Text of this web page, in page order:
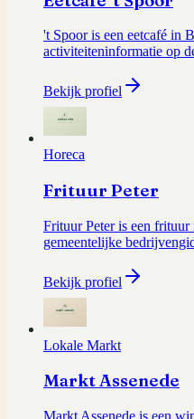
't Spoor is een eetcafé in
activiteiteninformatie op
Bekijk profiel
Horeca
Frituur Peter
Frituur Peter is een
gemeentelijke
Bekijk profiel
Lokale Markt
Markt Assenede